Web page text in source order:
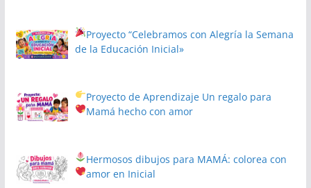
Proyecto“Celebramos con Alegría la Semana
de la Educación Inicial»
Proyecto de Aprendizaje Un regalo para
Mamá hecho con amor
Hermosos dibujos para MAMÁ: colorea con
amor en Inicial